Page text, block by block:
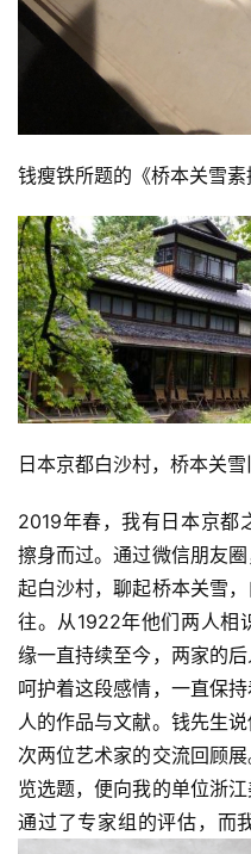
钱瘦铁所题的《桥本关雪素
日本京都白沙村，桥本关雪
2019年春，我有日本京都
擦身而过。通过微信朋友
起白沙村，聊起桥本关雪
往。从1922年他们两人相
缘一直持续至今，两家的
呵护着这段感情，一直保
人的作品与文献。钱先生
次两位艺术家的交流回顾
览选题，便向我的单位浙
通过了专家组的评估，而